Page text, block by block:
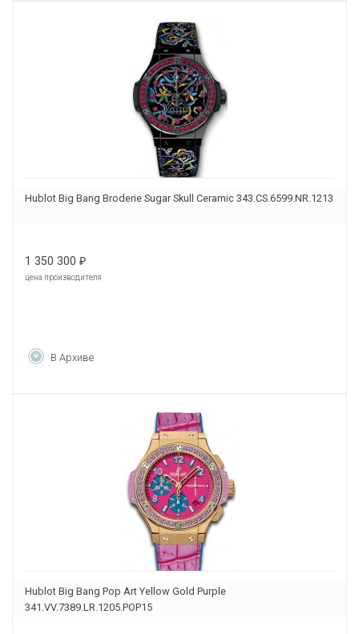
Hublot Big Bang Broderie Sugar Skull Ceramic 343.CS.6599.NR.1213
1 350 300 ₽
цена производителя
В Архиве
Hublot Big Bang Pop Art Yellow Gold Purple
341.VV.7389.LR.1205.POP15